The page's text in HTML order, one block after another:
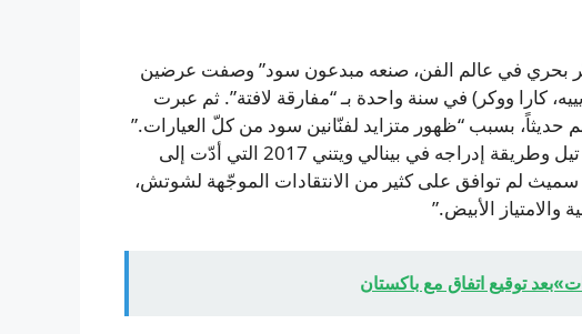
مقالتها “تغيّر بحري في عالم الفن، صنعه مبدعون سود” وصفت عرضين
كارا ووكر) في سنة واحدة بـ “مفارقة لافتة”. ثم عبرت
بسبب “ظهور متزايد لفنّانين سود من كلّ العيارات.”
اضطرت بالطبع لذكر بورتريه دانا شوتش لإيميت تيل وطريقة إدراجه في بينالي ويتني 2017 التي أدّت إلى
لم توافق على كثير من الانتقادات الموجّهة لشوتش،
الأبيض.”
توقيع اتفاق مع باكستان